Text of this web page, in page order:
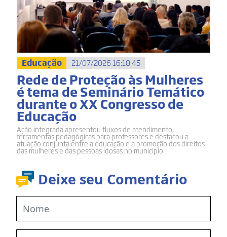
Deixe seu Comentário
Educação 21/07/2026 16:18:45
Rede de Proteção às Mulheres
é tema de Seminário Temático
durante o XX Congresso de
Educação
Ação integrada apresentou fluxos de atendimento,
ferramentas pedagógicas para professores e destacou a
atuação conjunta entre a educação e a promoção dos direitos
das mulheres e das pessoas idosas no município